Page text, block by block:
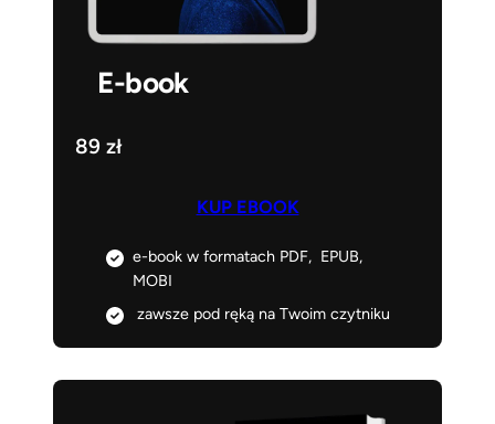
E-book
89 zł
KUP EBOOK
e-book w formatach PDF, EPUB,
MOBI
zawsze pod ręką na Twoim czytniku